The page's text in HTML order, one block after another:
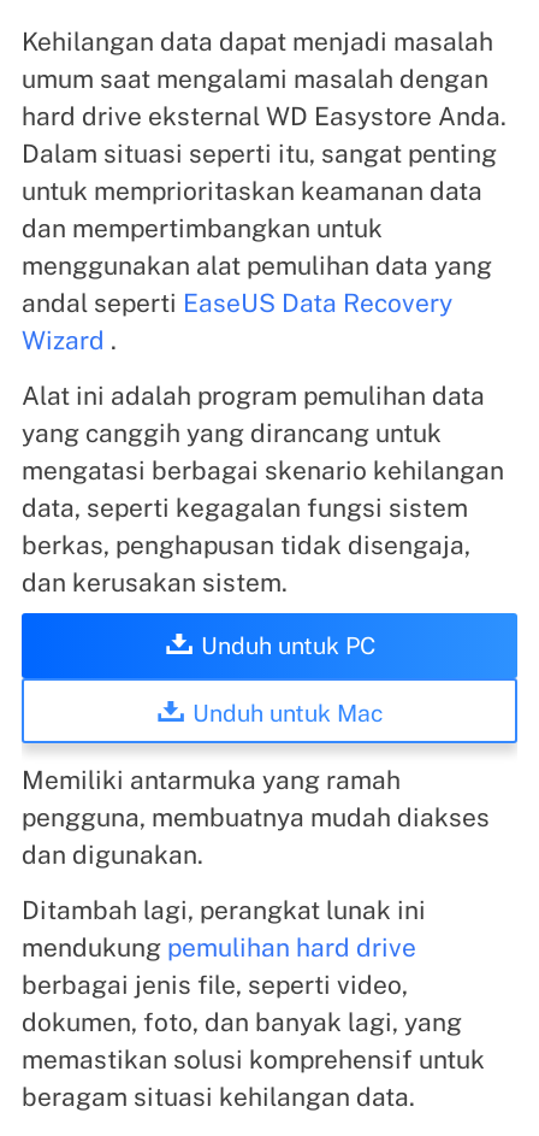
Kehilangan data dapat menjadi masalah
umum saat mengalami masalah dengan
hard drive eksternal WD Easystore Anda.
Dalam situasi seperti itu, sangat penting
untuk memprioritaskan keamanan data
dan mempertimbangkan untuk
menggunakan alat pemulihan data yang
andal seperti EaseUS Data Recovery
Wizard .
Alat ini adalah program pemulihan data
yang canggih yang dirancang untuk
mengatasi berbagai skenario kehilangan
data, seperti kegagalan fungsi sistem
berkas, penghapusan tidak disengaja,
dan kerusakan sistem.
Unduh untuk PC
Unduh untuk Mac
Memiliki antarmuka yang ramah
pengguna, membuatnya mudah diakses
dan digunakan.
Ditambah lagi, perangkat lunak ini
mendukung pemulihan hard drive
berbagai jenis file, seperti video,
dokumen, foto, dan banyak lagi, yang
memastikan solusi komprehensif untuk
beragam situasi kehilangan data.